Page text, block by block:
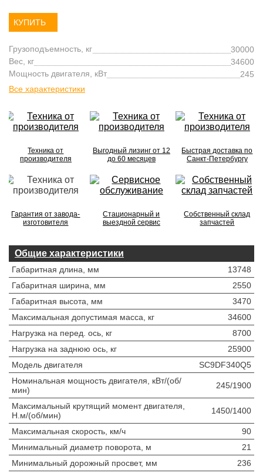
КУПИТЬ
Грузоподъемность, кг
30000
Вес, кг
34600
Мощность двигателя, кВт
245
Все характеристики
Техника от
производителя
Выгодный лизинг от 12
до 60 месяцев
Быстрая доставка по
Санкт-Петербургу
Гарантия от завода-
изготовителя
Стационарный и
выездной сервис
Собственный склад
запчастей
Общие характеристики
Габаритная длина, мм
13748
Габаритная ширина, мм
2550
Габаритная высота, мм
3470
Максимальная допустимая масса, кг
34600
Нагрузка на перед. ось, кг
8700
Нагрузка на заднюю ось, кг
25900
Модель двигателя
SC9DF340Q5
Номинальная мощность двигателя, кВт/(об/
мин)
245/1900
Максимальный крутящий момент двигателя,
Н.м/(об/мин)
1450/1400
Максимальная скорость, км/ч
90
Минимальный диаметр поворота, м
21
Минимальный дорожный просвет, мм
236